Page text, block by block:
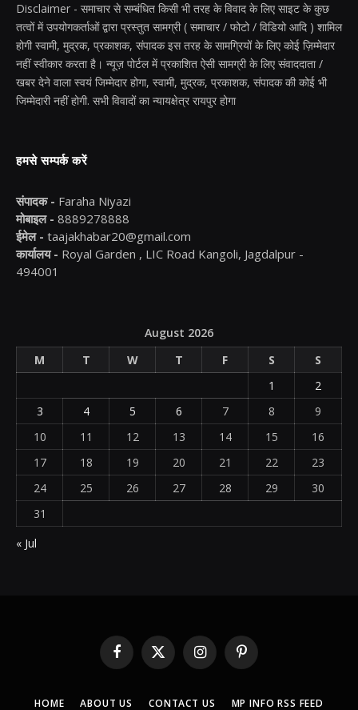
Disclaimer - समाचार से सम्बंधित किसी भी तरह के विवाद के लिए साइट के कुछ
तत्वों में उपयोगकर्ताओं द्वारा प्रस्तुत सामग्री ( समाचार / फोटो / विडियो आदि ) शामिल
होगी स्वामी, मुद्रक, प्रकाशक, संपादक इस तरह के सामग्रियों के लिए कोई ज़िम्मेदार
नहीं स्वीकार करता है। न्यूज़ पोर्टल में प्रकाशित ऐसी सामग्री के लिए संवाददाता /
खबर देने वाला स्वयं जिम्मेदार होगा, स्वामी, मुद्रक, प्रकाशक, संपादक की कोई भी
जिम्मेदारी नहीं होगी. सभी विवादों का न्यायक्षेत्र रायपुर होगा
हमसे सम्पर्क करें
संपादक - Faraha Niyazi
मोबाइल - 8889278888
ईमेल - taajakhabar20@gmail.com
कार्यालय - Royal Garden , LIC Road Kangoli, Jagdalpur -
494001
August 2026
M
T W T F S
S
1
2
3
4 5 6 7 8
9
10
11 12 13 14 15
16
17
18 19 20 21 22
23
24
25 26 27 28 29
30
31
« Jul
Facebook
X
(Twitter)
InstagramPinterest
HOME ABOUT US CONTACT US MP INFO RSS FEED